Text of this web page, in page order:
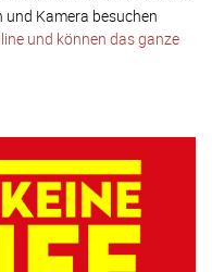
und Kamera besuchen
und können das ganze